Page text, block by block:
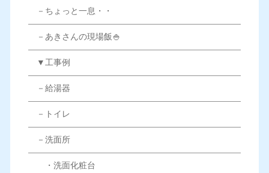
－ちょっと一息・・
－あきさんの現場飯🍚
▼工事例
－給湯器
－トイレ
－洗面所
・洗面化粧台